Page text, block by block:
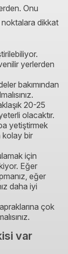
Onu
dikkat
yerlerden
bakımından
20-25
olacaktır.
yetiştirmek
kolay bir
için
Eğer
eğer
daha iyi
çok
var